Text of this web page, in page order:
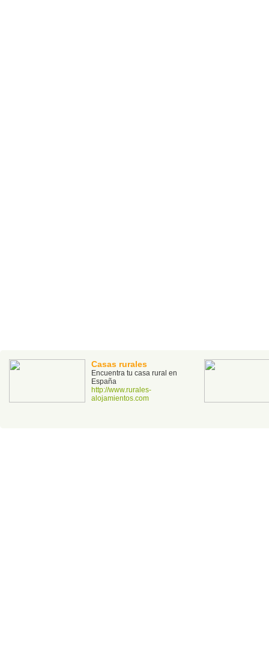
Casas rurales
Encuentra tu casa rural en
España
http://www.rurales-
alojamientos.com